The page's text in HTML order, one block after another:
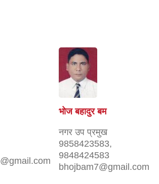
भोज बहादुर बम
नगर उप प्रमुख
9858423583,
9848424583
bhojbam7@gmail.com